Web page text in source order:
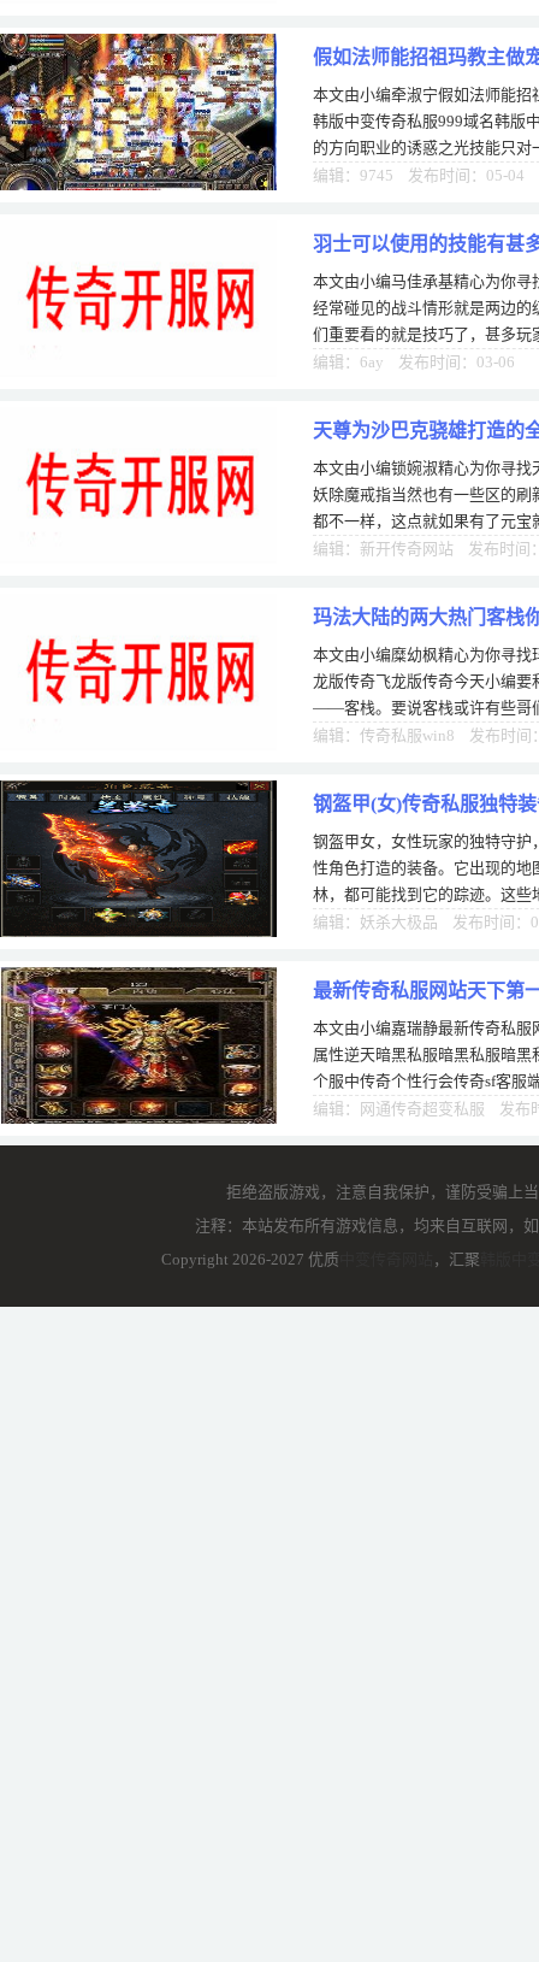
假如法师能招祖玛教主做
本文由小编牵淑宁假如法师能
韩版中变传奇私服999域名韩版
的方向职业的诱惑之光技能只
等级不算高的怪物才有效果yy来
编辑：9745 发布时间：05-04
羽士可以使用的技能有甚
本文由小编马佳承基精心为你
经常碰见的战斗情形就是两边
们重要看的就是技巧了，甚多
一的战斗，在战斗中没有若干的
编辑：6ay 发布时间：03-06
天尊为沙巴克骁雄打造的
本文由小编锁婉淑精心为你寻
妖除魔戒指当然也有一些区的
都不一样，这点就如果有了元
是磨石头，这比起你购买要来但
编辑：新开传奇网站 发布时间
玛法大陆的两大热门客栈
本文由小编糜幼枫精心为你寻
龙版传奇飞龙版传奇今天小编
——客栈。要说客栈或许有些哥
肯定就很熟悉了。小编要分享的
编辑：传奇私服win8 发布时间
钢盔甲(女)传奇私服独特
钢盔甲女，女性玩家的独特守
性角色打造的装备。它出现的
林，都可能找到它的踪迹。这
是一种考验。在钢盔甲女提供了
编辑：妖杀大极品 发布时间：
最新传奇私服网站天下第
天
本文由小编嘉瑞静最新传奇私
属性逆天暗黑私服暗黑私服暗
个服中传奇个性行会传奇sf客服
最早一传奇盟重花屏补丁下载格
编辑：网通传奇超变私服 发布
拒绝盗版游戏，注意自我保护，谨防受骗上
注释：本站发布所有游戏信息，均来自互联网，
Copyright 2026-2027 优质
，汇聚